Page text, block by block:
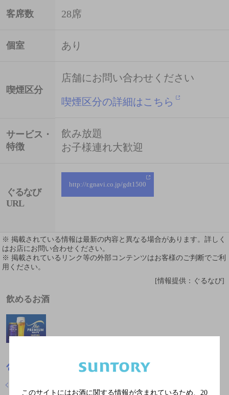
客席数 28席
個室 あり
喫煙区分
店舗にお問い合わせください
喫煙区分の詳細はこちら
サービス・
特徴
飲み放題
お子様連れ大歓迎
ぐるなび
URL
http://r.gnavi.co.jp/gdt1500
※ 掲載されている情報は最新の内容と異なる場合があります。詳しく
はお店にお問い合わせください。
※ 掲載されているリンク等の外部コンテンツはお客様のご判断でご利
用ください。
[情報提供：ぐるなび]
飲めるお酒
韓国料理 韓国旬菜 ハル
このサイトにはお酒に関する情報が含まれているため、 20